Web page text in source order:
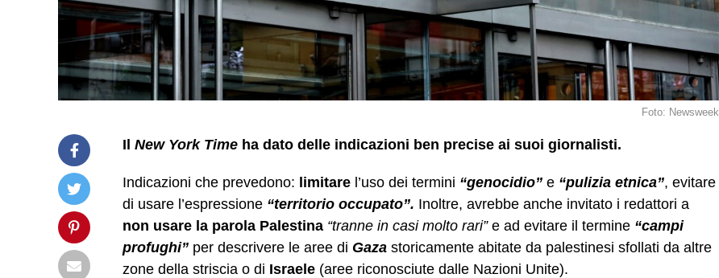
Foto: Newsweek
Il New York Time ha dato delle indicazioni ben precise ai suoi giornalisti.
Indicazioni che prevedono: limitare l’uso dei termini “genocidio” e “pulizia etnica”, evitare
di usare l’espressione “territorio occupato”. Inoltre, avrebbe anche invitato i redattori a
non usare la parola Palestina “tranne in casi molto rari”e ad evitare il termine “campi
profughi” per descrivere le aree di Gaza storicamente abitate da palestinesi sfollati da altre
zone della striscia o di Israele (aree riconosciute dalle Nazioni Unite).